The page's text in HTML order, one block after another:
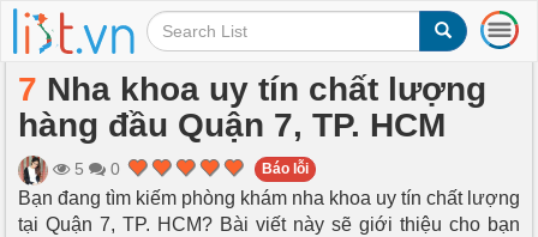
T
o
g
7 Nha khoa uy tín chất lượng
hàng đầu Quận 7, TP. HCM
5 0 Báo lỗi
Bạn đang tìm kiếm phòng khám nha khoa uy tín chất lượng
tại Quận 7, TP. HCM? Bài viết này sẽ giới thiệu cho bạn